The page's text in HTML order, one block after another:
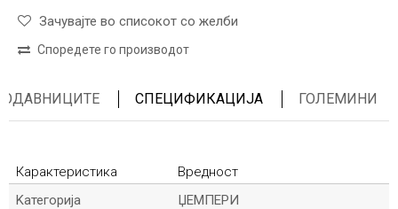
Зачувајте во списокот со желби
Споредете го производот
СПЕЦИФИКАЦИЈА ГОЛЕМИНИ
Карактеристика
Вредност
Kатегорија
ЏЕМПЕРИ